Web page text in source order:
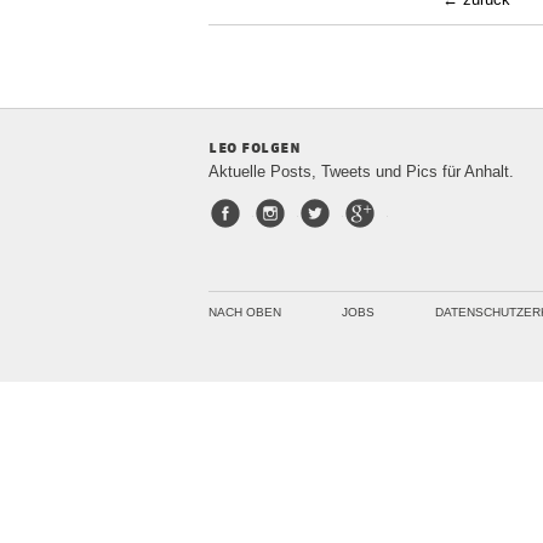
leo folgen
Aktuelle Posts, Tweets und Pics für Anhalt.
FacebookInstagram
Twitter
NACH OBEN JOBS